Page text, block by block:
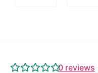
0 reviews